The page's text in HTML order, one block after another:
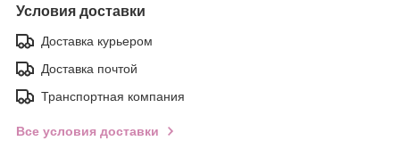
Условия доставки
Доставка курьером
Доставка почтой
Транспортная компания
Все условия доставки